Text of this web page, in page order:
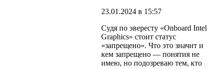
23.01.2024 в 15:57
Судя по эвересту «Onboard Intel
Graphics» стоит статус
«запрещено». Что это значит и
кем запрещено — понятия не
имею, но подозреваю тем, кто